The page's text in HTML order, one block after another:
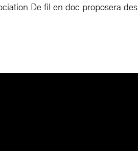
De fil en doc proposera des